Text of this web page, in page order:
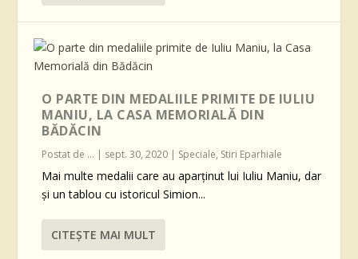
O PARTE DIN MEDALIILE PRIMITE DE IULIU
MANIU, LA CASA MEMORIALĂ DIN
BĂDĂCIN
Postat de ... | sept. 30, 2020 | Speciale, Stiri Eparhiale
Mai multe medalii care au aparținut lui Iuliu Maniu, dar
și un tablou cu istoricul Simion...
CITEŞTE MAI MULT